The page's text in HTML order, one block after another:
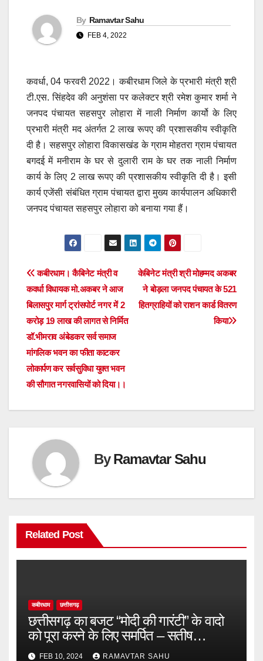
By Ramavtar Sahu
FEB 4, 2022
कवर्धा, 04 फरवरी 2022। कबीरधाम जिले के प्रभारी मंत्री श्री
टी.एस. सिंहदेव की अनुशंसा पर कलेक्टर श्री रमेश कुमार शर्मा ने
जनपद पंचायत सहसपुर लोहारा में नाली निर्माण कार्यो के लिए
प्रभारी मंत्री मद अंतर्गत 2 लाख रूपए की प्रशासकीय स्वीकृति
दी है। सहसपुर लोहारा विकासखंड के ग्राम मोहतरा ग्राम पंचायत
बगदई में मनीराम के घर से दुलारी राम के घर तक नाली निर्माण
कार्य के लिए 2 लाख रूपए की प्रशासकीय स्वीकृति दी है। इसी
कार्य एजेंसी संबंधित ग्राम पंचायत द्वारा मुख्य कार्यपालन अधिकारी
जनपद पंचायत सहसपुर लोहारा को बनाया गया हैं।
Post
navigation
केबिनेट मंत्री श्री मोहम्मद अकबर
ने बोड़ला जनपद पंचायत के 521
हितग्राहियों को राशन कार्ड वितरण
किया
कबीरधाम। कैबिनेट मंत्री व
कवर्धा विधायक मो.अकबर ने आज
बिलासपुर मार्ग ट्रांसपोर्ट नगर में 2
करोड़ 19 लाख की लागत से निर्मित
डॉ.भीमराव अंबेडकर सर्व समाज
मांगलिक भवन का फीता काटकर
लोकार्पण कर सर्वसुविधा युक्त भवन
की सौगात नगरवासियों को दिया।।
ByRamavtar Sahu
Related Post
कबीरधाम छत्तीसगढ़
छत्तीसगढ़ का बजट “मोदी की गारंटी” के वादो
को पूरा करने के लिए समर्पित – सतीष
चन्द्राकर
FEB 10, 2024 RAMAVTAR SAHU